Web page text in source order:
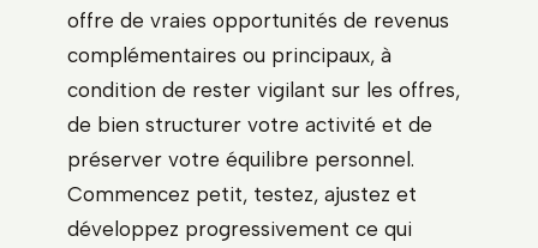
offre de vraies opportunités de revenus
complémentaires ou principaux, à
condition de rester vigilant sur les offres,
de bien structurer votre activité et de
préserver votre équilibre personnel.
Commencez petit, testez, ajustez et
développez progressivement ce qui